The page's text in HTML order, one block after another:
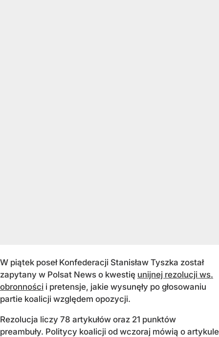
W piątek poseł Konfederacji Stanisław Tyszka został
zapytany w Polsat News o kwestię unijnej rezolucji ws.
obronności i pretensje, jakie wysunęły po głosowaniu
partie koalicji względem opozycji.
Rezolucja liczy 78 artykułów oraz 21 punktów
preambuły. Politycy koalicji od wczoraj mówią o artykule